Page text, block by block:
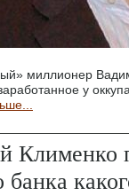
миллионер
у
Клименко
банка